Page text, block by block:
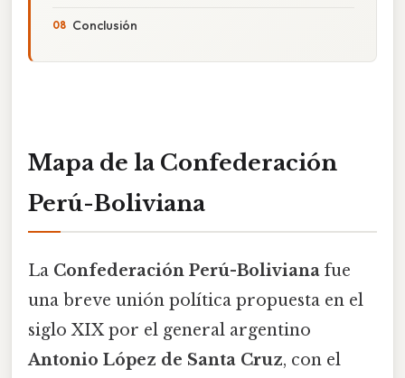
Conclusión
Mapa de la Confederación
Perú-Boliviana
La Confederación Perú-Boliviana fue
una breve unión política propuesta en el
siglo XIX por el general argentino
Antonio López de Santa Cruz, con el